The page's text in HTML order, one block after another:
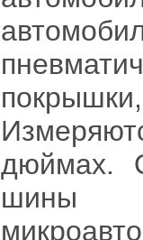
дюймах.
шины